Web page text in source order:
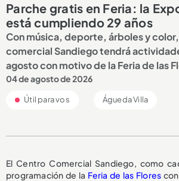
Parche gratis en Feria: la
está cumpliendo 29 años
Con música, deporte, árboles y
comercial Sandiego tendrá
agosto con motivo de la Feria de las
04 de agosto de 2026
Útil para vos Águeda Villa
El Centro Comercial Sandiego, como
programación de la Feria de las Flores